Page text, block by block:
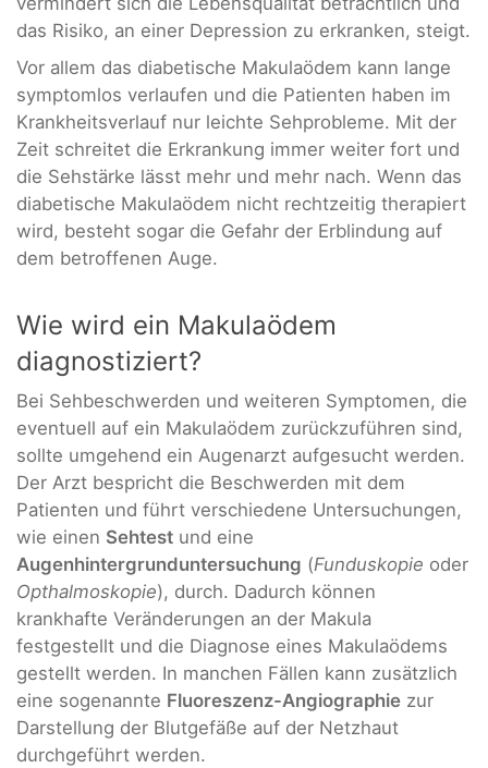
das Risiko, an einer Depression zu erkranken, steigt.
Vor allem das diabetische Makulaödem kann lange
symptomlos verlaufen und die Patienten haben im
Krankheitsverlauf nur leichte Sehprobleme. Mit der
Zeit schreitet die Erkrankung immer weiter fort und
die Sehstärke lässt mehr und mehr nach. Wenn das
diabetische Makulaödem nicht rechtzeitig therapiert
wird, besteht sogar die Gefahr der Erblindung auf
dem betroffenen Auge.
Wie wird ein Makulaödem
diagnostiziert?
Bei Sehbeschwerden und weiteren Symptomen, die
eventuell auf ein Makulaödem zurückzuführen sind,
sollte umgehend ein Augenarzt aufgesucht werden.
Der Arzt bespricht die Beschwerden mit dem
Patienten und führt verschiedene Untersuchungen,
wie einen Sehtest und eine
Augenhintergrunduntersuchung (Funduskopie oder
Opthalmoskopie), durch. Dadurch können
krankhafte Veränderungen an der Makula
festgestellt und die Diagnose eines Makulaödems
gestellt werden. In manchen Fällen kann zusätzlich
eine sogenannte Fluoreszenz-Angiographie zur
Darstellung der Blutgefäße auf der Netzhaut
durchgeführt werden.